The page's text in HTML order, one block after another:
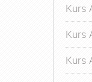
Kurs
Kurs
Kurs